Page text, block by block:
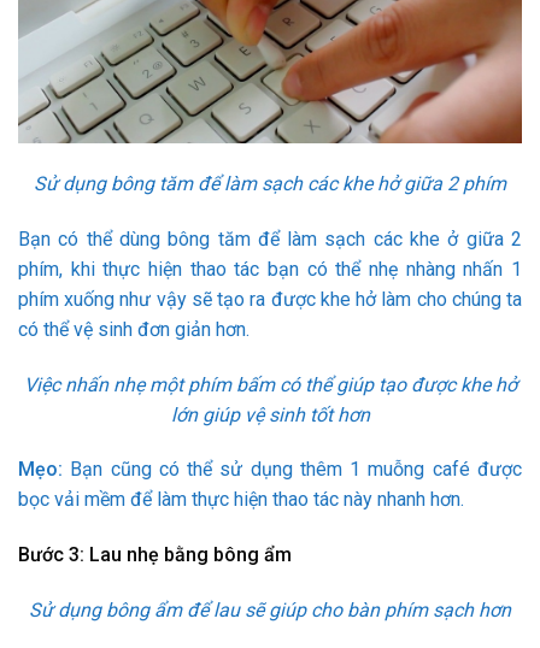
Sử dụng bông tăm để làm sạch các khe hở giữa 2 phím
Bạn có thể dùng bông tăm để làm sạch các khe ở giữa 2
phím, khi thực hiện thao tác bạn có thể nhẹ nhàng nhấn 1
phím xuống như vậy sẽ tạo ra được khe hở làm cho chúng ta
có thể vệ sinh đơn giản hơn.
Việc nhấn nhẹ một phím bấm có thể giúp tạo được khe hở
lớn giúp vệ sinh tốt hơn
Mẹo: Bạn cũng có thể sử dụng thêm 1 muỗng café được
bọc vải mềm để làm thực hiện thao tác này nhanh hơn.
Bước 3: Lau nhẹ bằng bông ẩm
Sử dụng bông ẩm để lau sẽ giúp cho bàn phím sạch hơn